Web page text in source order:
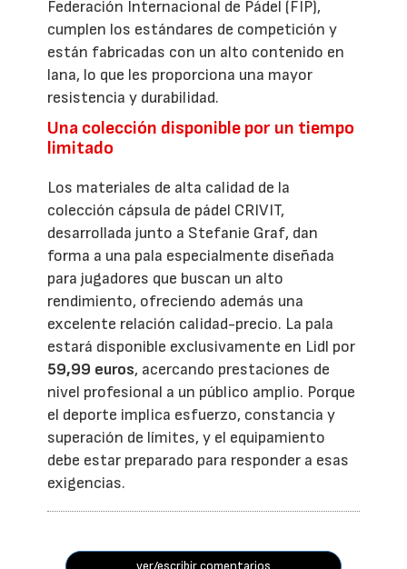
Federación Internacional de Pádel (FIP),
cumplen los estándares de competición y
están fabricadas con un alto contenido en
lana, lo que les proporciona una mayor
resistencia y durabilidad.
Una colección disponible por un tiempo
limitado
Los materiales de alta calidad de la
colección cápsula de pádel CRIVIT,
desarrollada junto a Stefanie Graf, dan
forma a una pala especialmente diseñada
para jugadores que buscan un alto
rendimiento, ofreciendo además una
excelente relación calidad-precio. La pala
estará disponible exclusivamente en Lidl por
59,99 euros, acercando prestaciones de
nivel profesional a un público amplio. Porque
el deporte implica esfuerzo, constancia y
superación de límites, y el equipamiento
debe estar preparado para responder a esas
exigencias.
ver/escribir comentarios